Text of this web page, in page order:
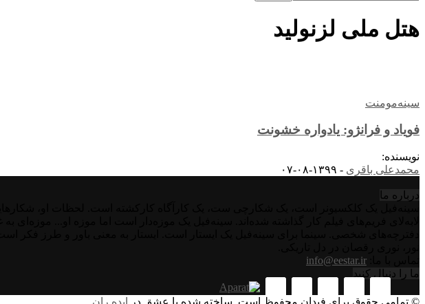
هتل ملی لزنولید
سینه‌مومنت
فویاد و فرانژو: یادواره خشونت
نویسنده:
محمدعلی باقری - ۱۳۹۹-۰۸-۰۷
درباره‌ ما
info@eestar.ir
ما را دنبال کنید